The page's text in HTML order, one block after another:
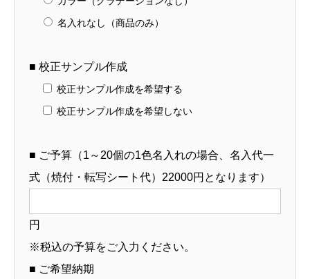
名入れなし（商品のみ）
■ 校正サンプル作成
校正サンプル作成を希望する
校正サンプル作成を希望しない
■ ご予算（1～20個の1色名入れの場合、名入代一
式（焼付・転写シート代）22000円となります）
円
※税込の予算をご入力ください。
■ ご希望納期